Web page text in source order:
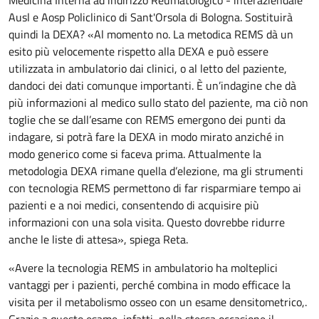
Ausl e Aosp Policlinico di Sant'Orsola di Bologna. Sostituirà
quindi la DEXA? «Al momento no. La metodica REMS dà un
esito più velocemente rispetto alla DEXA e può essere
utilizzata in ambulatorio dai clinici, o al letto del paziente,
dandoci dei dati comunque importanti. È un’indagine che dà
più informazioni al medico sullo stato del paziente, ma ciò non
toglie che se dall’esame con REMS emergono dei punti da
indagare, si potrà fare la DEXA in modo mirato anziché in
modo generico come si faceva prima. Attualmente la
metodologia DEXA rimane quella d’elezione, ma gli strumenti
con tecnologia REMS permettono di far risparmiare tempo ai
pazienti e a noi medici, consentendo di acquisire più
informazioni con una sola visita. Questo dovrebbe ridurre
anche le liste di attesa», spiega Reta.
«Avere la tecnologia REMS in ambulatorio ha molteplici
vantaggi per i pazienti, perché combina in modo efficace la
visita per il metabolismo osseo con un esame densitometrico,.